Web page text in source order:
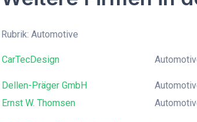
Rubrik: Automotive
CarTecDesign
Dellen-Präger GmbH
Ernst W. Thomsen